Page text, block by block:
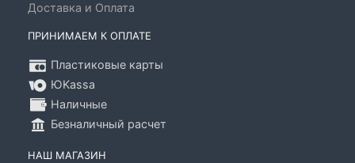
Доставка и Оплата
ПРИНИМАЕМ К ОПЛАТЕ
Пластиковые карты
ЮKassa
Наличные
Безналичный расчет
НАШ МАГАЗИН